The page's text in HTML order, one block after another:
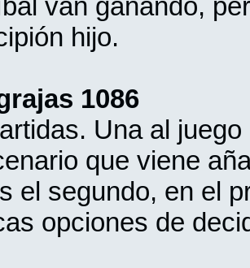
van ganando,
hijo.
1086
Una al
que viene
el segundo, en el
opciones de